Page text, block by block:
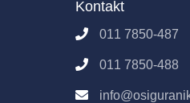
Pravila E-Prodaje
Obrada podataka
Kontakt
011 7850-487
011 7850-488